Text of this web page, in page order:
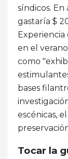
síndicos.
gastaría $
Experiencia
en el
como
bases
escénicas,
Tocar la